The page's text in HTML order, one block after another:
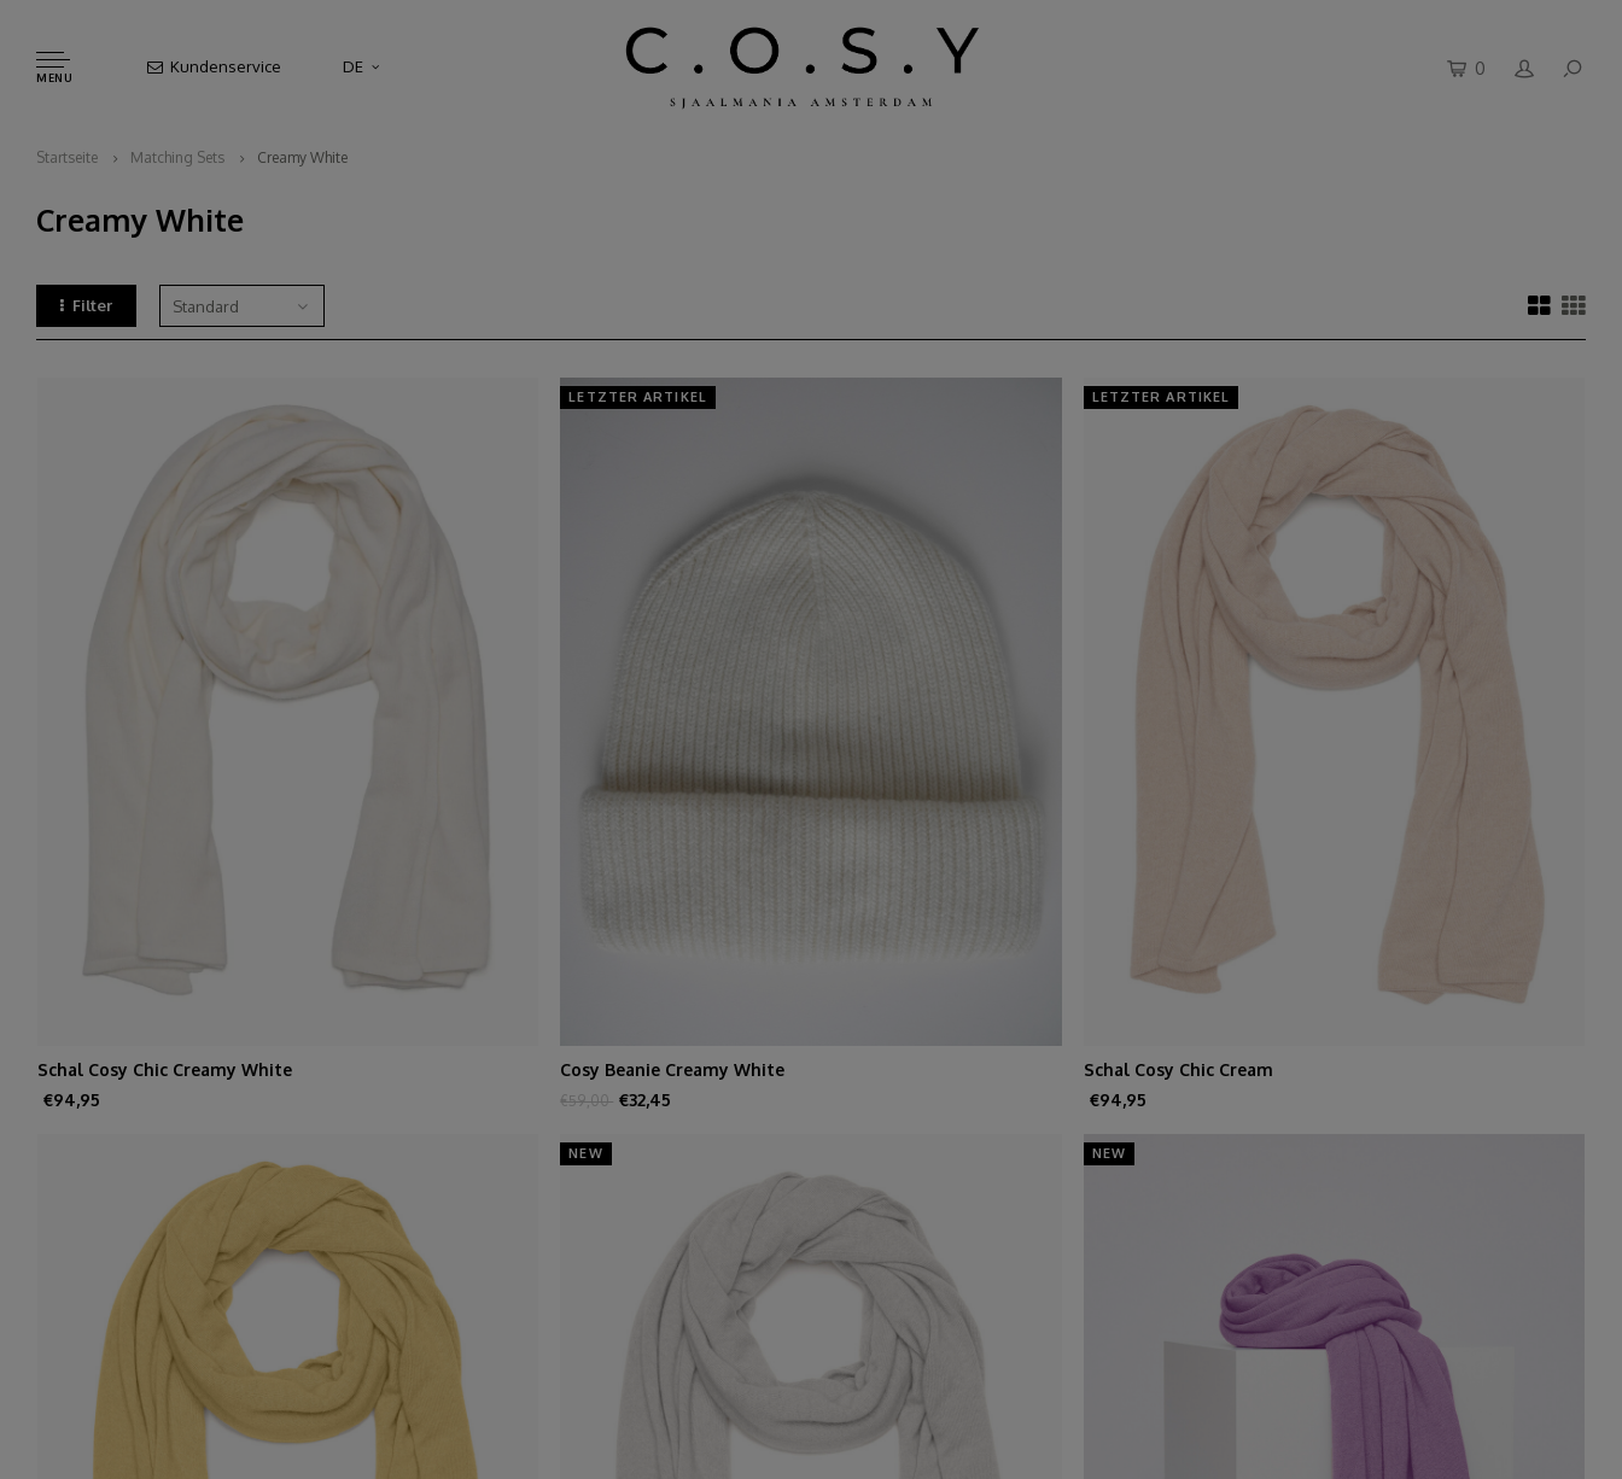
MENU
Kundenservice DE 0
Startseite Matching Sets Creamy White
Creamy White
Filter Standard
Schal Cosy Chic Creamy White
€94,95
LETZTER ARTIKEL
Cosy Beanie Creamy White
€59,00 €32,45
LETZTER ARTIKEL
Schal Cosy Chic Cream
€94,95
NEW NEW